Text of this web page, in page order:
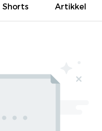
Shorts Artikkel